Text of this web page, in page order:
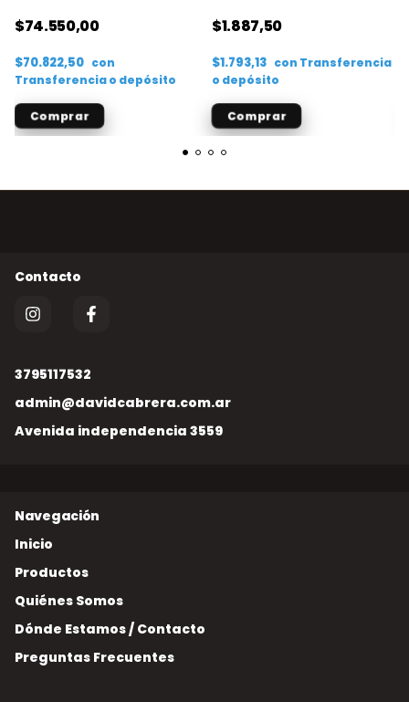
$74.550,00
$70.822,50 con
Transferencia o depósito
$1.887,50
$1.793,13 con Transferencia
o depósito
3795117532
admin@davidcabrera.com.ar
Avenida independencia 3559
Inicio
Productos
Quiénes Somos
Dónde Estamos / Contacto
Preguntas Frecuentes